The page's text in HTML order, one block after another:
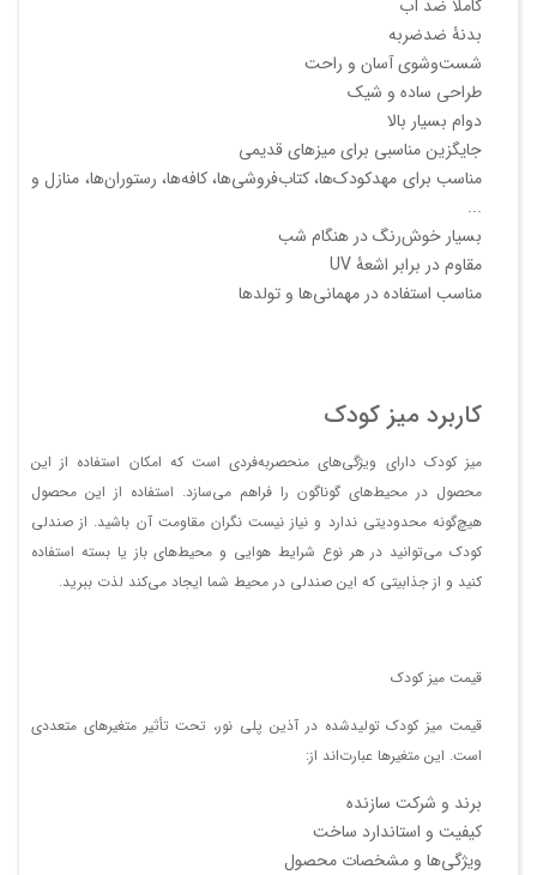
کاملاً ضد آب
بدنۀ ضدضربه
شست‌وشوی آسان و راحت
طراحی ساده و شیک
دوام بسیار بالا
جایگزین مناسبی برای میز‌های قدیمی
مناسب برای مهدکودک‌ها، کتاب‌فروشی‌ها، کافه‌ها، رستوران‌ها، منازل و
...
بسیار خوش‌رنگ در هنگام شب
مقاوم در برابر اشعۀ UV
مناسب استفاده در مهمانی‌ها و تولدها
کاربرد میز کودک
میز کودک دارای ویژگی‌های منحصربه‌فردی است که امکان استفاده از این
محصول در محیط‌های گوناگون را فراهم می‌سازد. استفاده از این محصول
هیچ‌گونه محدودیتی ندارد و نیاز نیست نگران مقاومت آن باشید. از صندلی
کودک می‌توانید در هر نوع شرایط هوایی و محیط‌های باز یا بسته استفاده
کنید و از جذابیتی که این صندلی در محیط شما ایجاد می‌کند لذت ببرید.
قیمت میز کودک
قیمت میز کودک تولیدشده در آذین پلی نور، تحت تأثیر متغیرهای متعددی
است. این متغیر‌ها عبارت‌‌اند از:
برند و شرکت سازنده
کیفیت و استاندارد ساخت
ویژگی‌ها و مشخصات محصول